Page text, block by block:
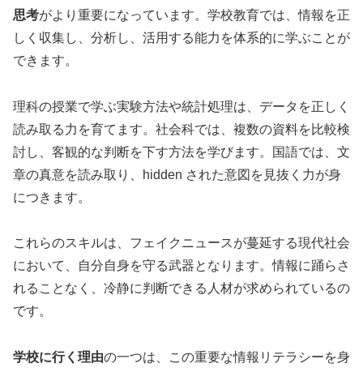
思考がより重要になっています。学校教育では、情報を正
しく収集し、分析し、活用する能力を体系的に学ぶことが
できます。
理科の授業で学ぶ実験方法や統計処理は、データを正しく
読み取る力を育てます。社会科では、複数の資料を比較検
討し、客観的な判断を下す方法を学びます。国語では、文
章の真意を読み取り、hidden された意図を見抜く力が身
につきます。
これらのスキルは、フェイクニュースが蔓延する現代社会
において、自分自身を守る武器となります。情報に踊らさ
れることなく、冷静に判断できる人材が求められているの
です。
学校に行く理由の一つは、この重要な情報リテラシーを身